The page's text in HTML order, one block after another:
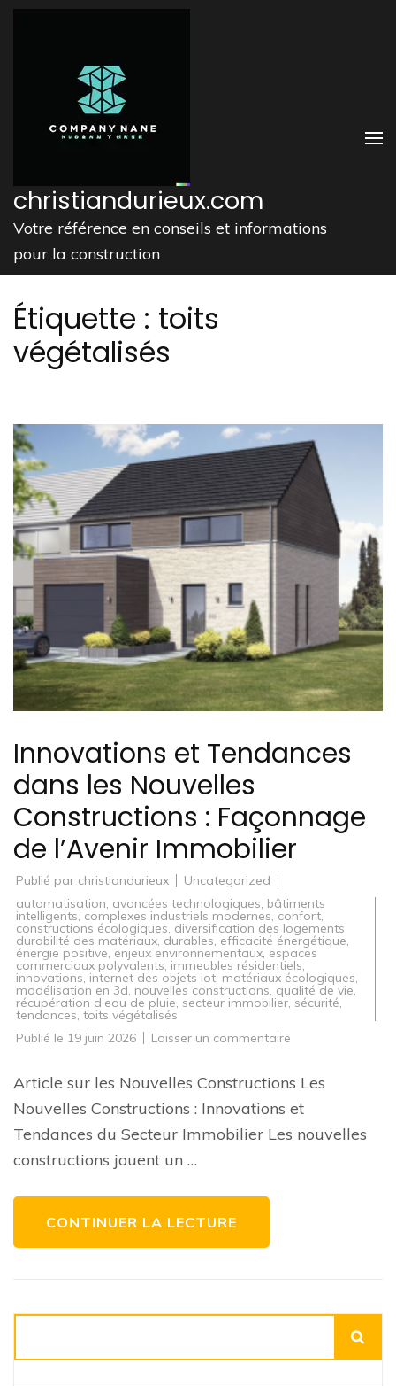
Aller
christiandurieux.com
Votre référence en conseils et informations
pour la construction
Étiquette : toits
végétalisés
Innovations et Tendances
dans les Nouvelles
Constructions : Façonnage
de l’Avenir Immobilier
Publié par christiandurieux
Uncategorized
automatisation, avancées technologiques, bâtiments
intelligents, complexes industriels modernes, confort,
constructions écologiques, diversification des logements,
durabilité des matériaux, durables, efficacité énergétique,
énergie positive, enjeux environnementaux, espaces
commerciaux polyvalents, immeubles résidentiels,
innovations, internet des objets iot, matériaux écologiques,
modélisation en 3d, nouvelles constructions, qualité de vie,
récupération d'eau de pluie, secteur immobilier, sécurité,
tendances, toits végétalisés
Publié le 19 juin 2026 Laisser un commentaire
Tendances
dans
Nouvelles
:
Article sur les Nouvelles Constructions Les
Nouvelles Constructions : Innovations et
Tendances du Secteur Immobilier Les nouvelles
constructions jouent un …
CONTINUER LA LECTURE